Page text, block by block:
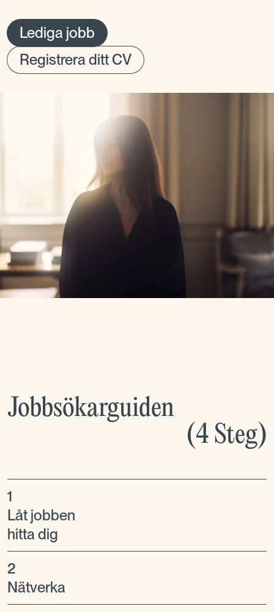
Lediga jobb
Registrera ditt CV
Jobbsökarguiden
(4 Steg)
1
Låt jobben
hitta dig
2
Nätverka